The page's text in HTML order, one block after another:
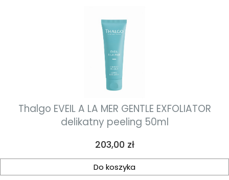
Thalgo EVEIL A LA MER GENTLE EXFOLIATOR
delikatny peeling 50ml
Cena
203,00 zł
Do koszyka